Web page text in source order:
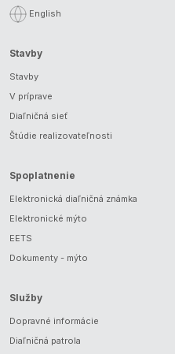
English
Stavby
Stavby
V príprave
Diaľničná sieť
Štúdie realizovateľnosti
Spoplatnenie
Elektronická diaľničná známka
Elektronické mýto
EETS
Dokumenty - mýto
Služby
Dopravné informácie
Diaľničná patrola